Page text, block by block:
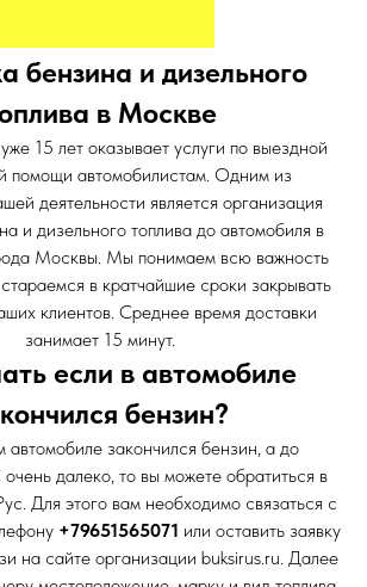
бензина и дизельного
в Москве
15 лет оказывает услуги по выездной
помощи автомобилистам. Одним из
деятельности является организация
и дизельного топлива до автомобиля в
Москвы. Мы понимаем всю важность
в кратчайшие сроки закрывать
клиентов. Среднее время доставки
занимает 15 минут.
если в автомобиле
бензин?
автомобиле закончился бензин, а до
далеко, то вы можете обратиться в
Для этого вам необходимо связаться с
+79651565071 или оставить заявку
на сайте организации buksirus.ru. Далее